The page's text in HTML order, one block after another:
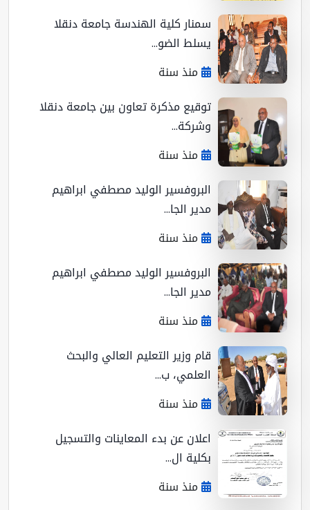
سمنار كلية الهندسة جامعة دنقلا
يسلط الضو...
منذ سنة
توقيع مذكرة تعاون بين جامعة دنقلا
وشركة...
منذ سنة
البروفسير الوليد مصطفي ابراهيم
مدير الجا...
منذ سنة
البروفسير الوليد مصطفي ابراهيم
مدير الجا...
منذ سنة
قام وزير التعليم العالي والبحث
العلمي، ب...
منذ سنة
اعلان عن بدء المعاينات والتسجيل
بكلية ال...
منذ سنة